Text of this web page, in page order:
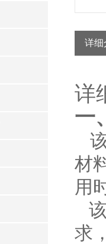
详细
详
一
材
用
求